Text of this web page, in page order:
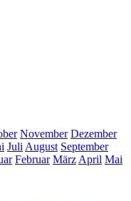
November Dezember
Juli August September
Februar März April Mai